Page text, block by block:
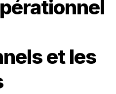
et les